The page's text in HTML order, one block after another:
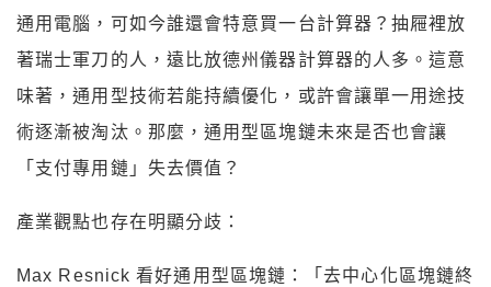
通用電腦，可如今誰還會特意買一台計算器？抽屜裡放
著瑞士軍刀的人，遠比放德州儀器計算器的人多。這意
味著，通用型技術若能持續優化，或許會讓單一用途技
術逐漸被淘汰。那麼，通用型區塊鏈未來是否也會讓
「支付專用鏈」失去價值？
產業觀點也存在明顯分歧：
Max Resnick 看好通用型區塊鏈：「去中心化區塊鏈終